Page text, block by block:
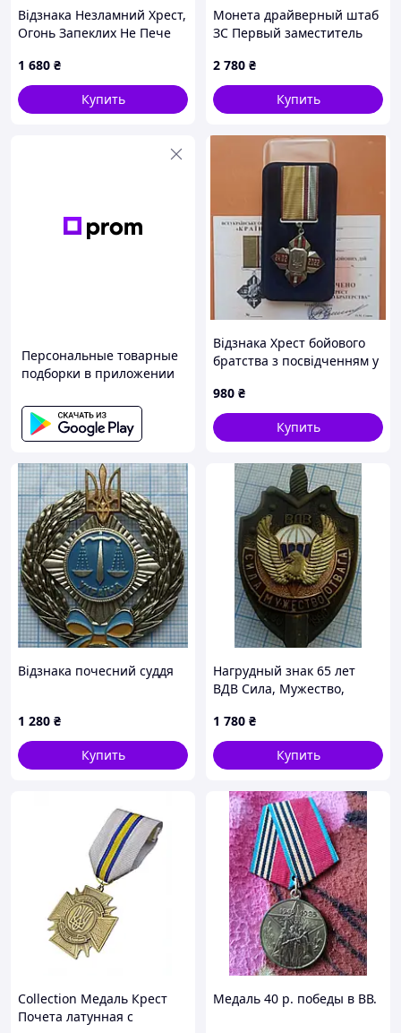
Відзнака Незламний Хрест,
Огонь Запеклих Не Пече
1 680 ₴
Купить
Монета драйверный штаб
ЗС Первый заместитель
2 780 ₴
Купить
Персональные товарные
подборки в приложении
Відзнака Хрест бойового
братства з посвідченням у
980 ₴
Купить
Відзнака почесний суддя
1 280 ₴
Купить
Нагрудный знак 65 лет
ВДВ Сила, Мужество,
1 780 ₴
Купить
Collection Медаль Крест
Почета латунная с
Медаль 40 р. победы в ВВ.